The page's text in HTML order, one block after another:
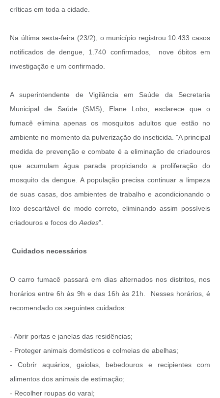
críticas em toda a cidade.
Na última sexta-feira (23/2), o município registrou 10.433 casos
notificados de dengue, 1.740 confirmados, nove óbitos em
investigação e um confirmado.
A superintendente de Vigilância em Saúde da Secretaria
Municipal de Saúde (SMS), Elane Lobo, esclarece que o
fumacê elimina apenas os mosquitos adultos que estão no
ambiente no momento da pulverização do inseticida. "A principal
medida de prevenção e combate é a eliminação de criadouros
que acumulam água parada propiciando a proliferação do
mosquito da dengue. A população precisa continuar a limpeza
de suas casas, dos ambientes de trabalho e acondicionando o
lixo descartável de modo correto, eliminando assim possíveis
criadouros e focos do Aedes”.
Cuidados necessários
O carro fumacê passará em dias alternados nos distritos, nos
horários entre 6h às 9h e das 16h às 21h. Nesses horários, é
recomendado os seguintes cuidados:
- Abrir portas e janelas das residências;
- Proteger animais domésticos e colmeias de abelhas;
- Cobrir aquários, gaiolas, bebedouros e recipientes com
alimentos dos animais de estimação;
- Recolher roupas do varal;